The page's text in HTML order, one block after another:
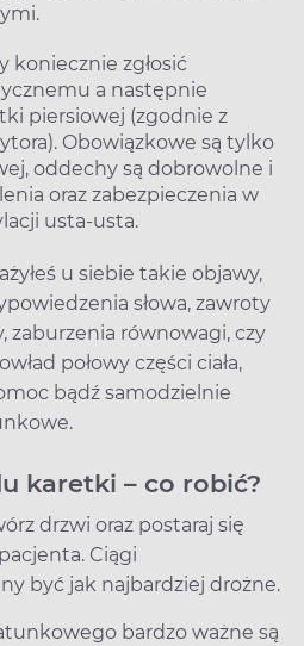
koniecznie zgłosić
a następnie
piersiowej (zgodnie z
Obowiązkowe są tylko
oddechy są dobrowolne i
oraz zabezpieczenia w
usta-usta.
u siebie takie objawy,
słowa, zawroty
zaburzenia równowagi, czy
połowy części ciała,
bądź samodzielnie
karetki – co robić?
drzwi oraz postaraj się
Ciągi
być jak najbardziej drożne.
bardzo ważne są